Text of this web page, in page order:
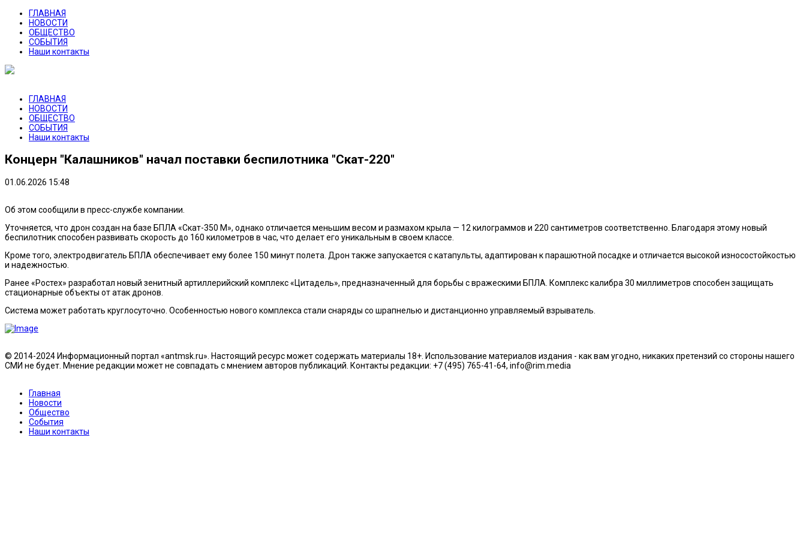
ГЛАВНАЯ
НОВОСТИ
ОБЩЕСТВО
СОБЫТИЯ
Наши контакты
ГЛАВНАЯ
НОВОСТИ
ОБЩЕСТВО
СОБЫТИЯ
Наши контакты
Концерн "Калашников" начал поставки беспилотника "Скат-220"
01.06.2026 15:48
Об этом сообщили в пресс-службе компании.
Уточняется, что дрон создан на базе БПЛА «Скат-350 М», однако отличается меньшим весом и размахом крыла — 12 килограммов и 220 сантиметров соответственно. Благодаря этому новый
беспилотник способен развивать скорость до 160 километров в час, что делает его уникальным в своем классе.
Кроме того, электродвигатель БПЛА обеспечивает ему более 150 минут полета. Дрон также запускается с катапульты, адаптирован к парашютной посадке и отличается высокой износостойкостью
и надежностью.
Ранее «Ростех» разработал новый зенитный артиллерийский комплекс «Цитадель», предназначенный для борьбы с вражескими БПЛА. Комплекс калибра 30 миллиметров способен защищать
стационарные объекты от атак дронов.
Система может работать круглосуточно. Особенностью нового комплекса стали снаряды со шрапнелью и дистанционно управляемый взрыватель.
© 2014-2024 Информационный портал «antmsk.ru». Настоящий ресурс может содержать материалы 18+. Использование материалов издания - как вам угодно, никаких претензий со стороны нашего
СМИ не будет. Мнение редакции может не совпадать с мнением авторов публикаций. Контакты редакции: +7 (495) 765-41-64, info@rim.media
Главная
Новости
Общество
События
Наши контакты